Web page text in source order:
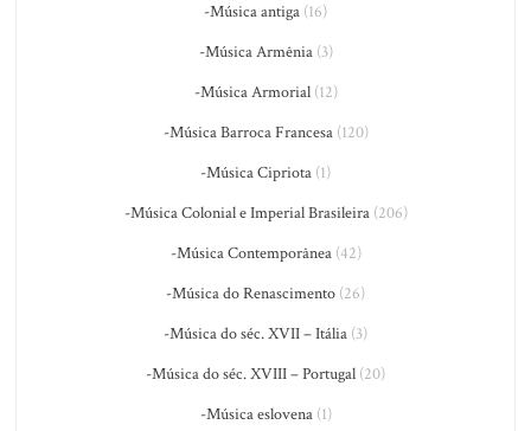
-Música antiga (16)
-Música Armênia(3)
-Música Armorial(12)
-Música Barroca Francesa(120)
-Música Cipriota (1)
-Música Colonial e Imperial Brasileira(206)
-Música Contemporânea(42)
-Música do Renascimento (26)
-Música do séc. XVII – Itália (3)
-Música do séc. XVIII – Portugal (20)
-Música eslovena(1)